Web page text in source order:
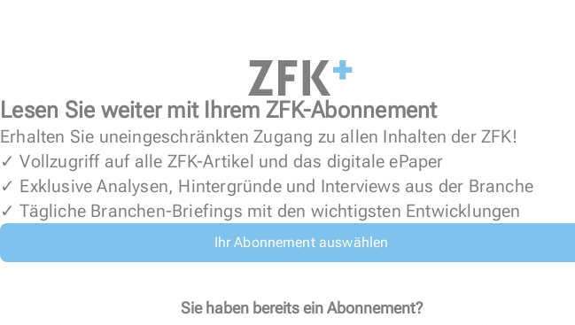
Lesen Sie weiter mit Ihrem ZFK-Abonnement
Erhalten Sie uneingeschränkten Zugang zu allen Inhalten der ZFK!
✓ Vollzugriff auf alle ZFK-Artikel und das digitale ePaper
✓ Exklusive Analysen, Hintergründe und Interviews aus der Branche
✓ Tägliche Branchen-Briefings mit den wichtigsten Entwicklungen
Ihr Abonnement auswählen
Sie haben bereits ein Abonnement?